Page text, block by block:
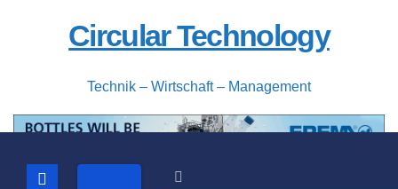
Circular Technology
Technik – Wirtschaft – Management